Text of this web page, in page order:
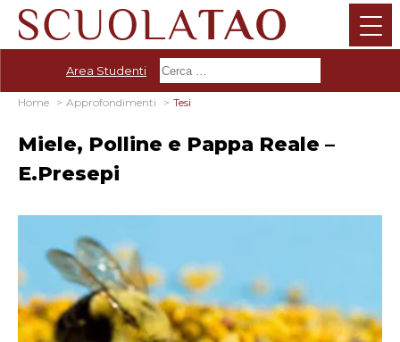
Area Studenti
Home Approfondimenti Tesi
Miele, Polline e Pappa Reale –
E.Presepi